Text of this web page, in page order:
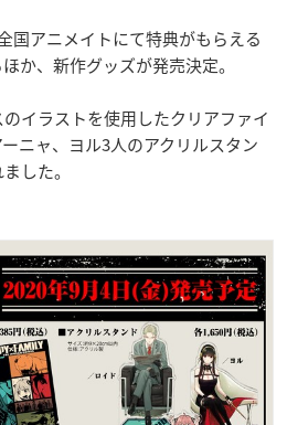
国アニメイトにて特典がもらえる
か、新作グッズが発売決定。
イラストを使用したクリアファイ
ニャ、ヨル3人のアクリルスタン
した。